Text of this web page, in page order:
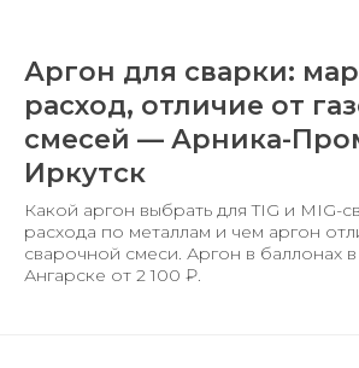
Аргон для сварки:
расход, отличие от
смесей — Арника-
Иркутск
Какой аргон выбрать для TIG и MIG-
расхода по металлам и чем аргон
сварочной смеси. Аргон в баллонах
Ангарске от 2 100 ₽.